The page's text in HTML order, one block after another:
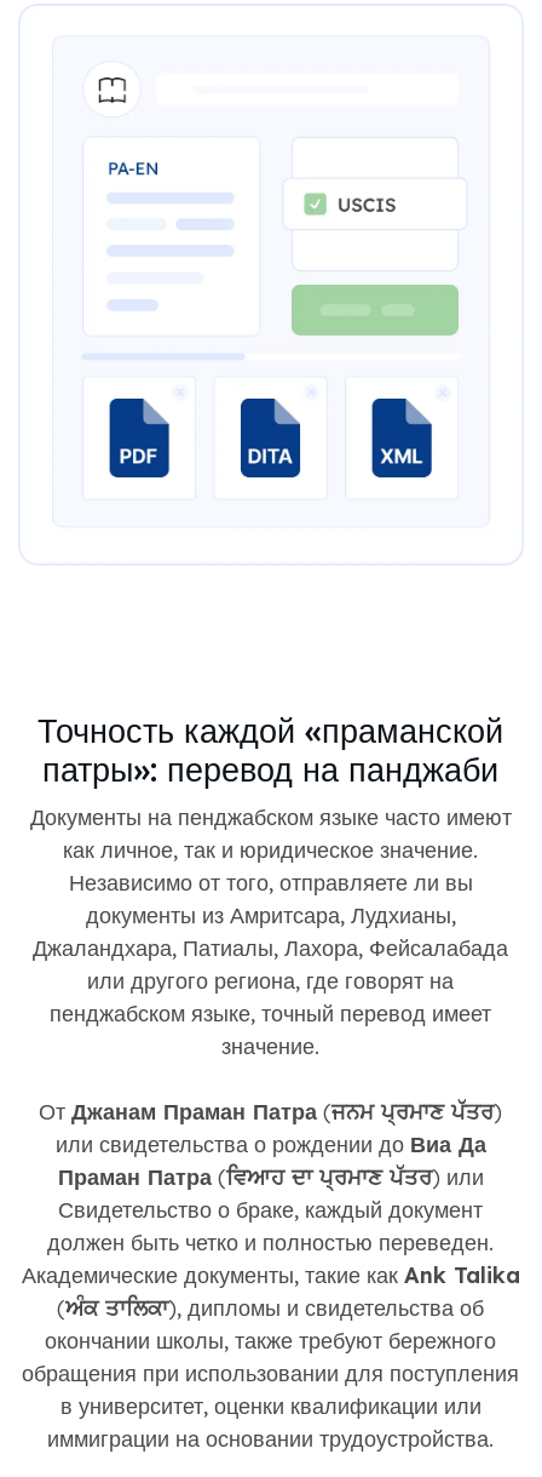
Точность каждой «праманской
патры»: перевод на панджаби
Документы на пенджабском языке часто имеют
как личное, так и юридическое значение.
Независимо от того, отправляете ли вы
документы из Амритсара, Лудхианы,
Джаландхара, Патиалы, Лахора, Фейсалабада
или другого региона, где говорят на
пенджабском языке, точный перевод имеет
значение.
От Джанам Праман Патра (ਜਨਮ ਪ੍ਰਮਾਣ ਪੱਤਰ)
или свидетельства о рождении до Виа Да
Праман Патра(ਵਿਆਹ ਦਾ ਪ੍ਰਮਾਣ ਪੱਤਰ) или
Свидетельство о браке, каждый документ
должен быть четко и полностью переведен.
Академические документы, такие как Ank Talika
(ਅੰਕ ਤਾਲਿਕਾ), дипломы и свидетельства об
окончании школы, также требуют бережного
обращения при использовании для поступления
в университет, оценки квалификации или
иммиграции на основании трудоустройства.